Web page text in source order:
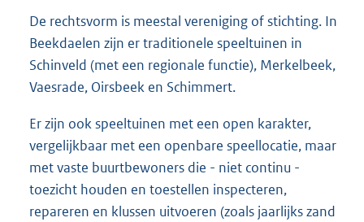
De rechtsvorm is meestal vereniging of stichting. In
Beekdaelen zijn er traditionele speeltuinen in
Schinveld (met een regionale functie), Merkelbeek,
Vaesrade, Oirsbeek en Schimmert.
Er zijn ook speeltuinen met een open karakter,
vergelijkbaar met een openbare speellocatie, maar
met vaste buurtbewoners die - niet continu -
toezicht houden en toestellen inspecteren,
repareren en klussen uitvoeren (zoals jaarlijks zand